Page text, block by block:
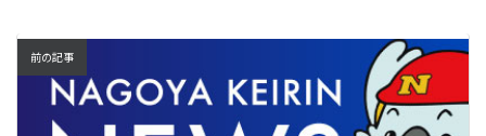
前の記事